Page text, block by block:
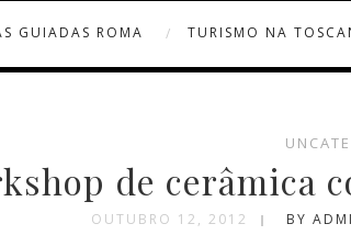
GUIADAS ROMA TURISMO NA
de cerâmica
OUTUBRO 12, 2012 BY